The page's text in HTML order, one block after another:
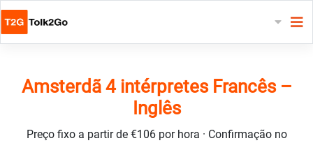
Amsterdã 4 intérpretes Francês –
Inglês
Preço fixo a partir de €106 por hora · Confirmação no